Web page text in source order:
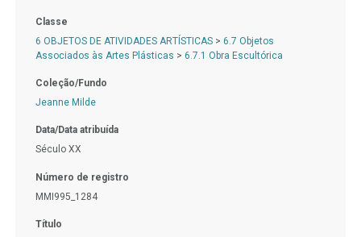
Classe
6 OBJETOS DE ATIVIDADES ARTÍSTICAS> 6.7 Objetos
Associados às Artes Plásticas > 6.7.1 Obra Escultórica
Coleção/Fundo
Jeanne Milde
Data/Data atribuída
Século XX
Número de registro
MMI995_1284
Título